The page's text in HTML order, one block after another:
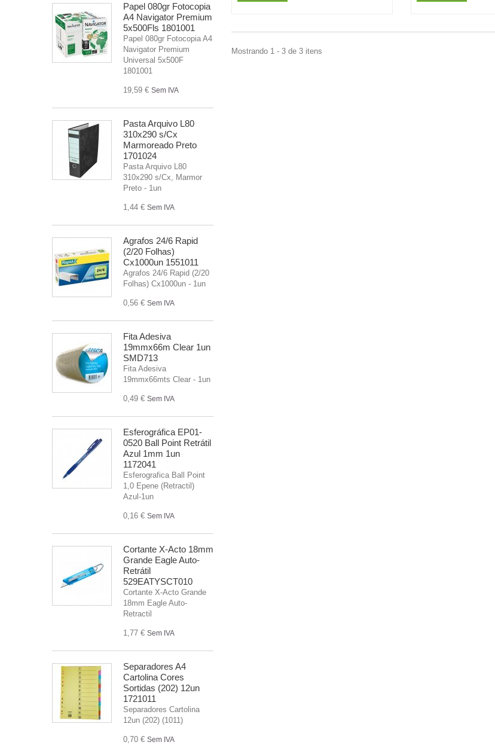
Papel 080gr Fotocopia
A4 Navigator Premium
5x500Fls 1801001
Papel 080gr Fotocopia A4
Navigator Premium
Universal 5x500F
1801001
19,59 € Sem IVA
Pasta Arquivo L80
310x290 s/Cx
Marmoreado Preto
1701024
Pasta Arquivo L80
310x290 s/Cx, Marmor
Preto - 1un
1,44 € Sem IVA
Agrafos 24/6 Rapid
(2/20 Folhas)
Cx1000un 1551011
Agrafos 24/6 Rapid (2/20
Folhas) Cx1000un - 1un
0,56 € Sem IVA
Fita Adesiva
19mmx66m Clear 1un
SMD713
Fita Adesiva
19mmx66mts Clear - 1un
0,49 € Sem IVA
Esferográfica EP01-
0520 Ball Point Retrátil
Azul 1mm 1un
1172041
Esferografica Ball Point
1,0 Epene (Retractil)
Azul-1un
0,16 € Sem IVA
Cortante X-Acto 18mm
Grande Eagle Auto-
Retrátil
529EATYSCT010
Cortante X-Acto Grande
18mm Eagle Auto-
Retractil
1,77 € Sem IVA
Separadores A4
Cartolina Cores
Sortidas (202) 12un
1721011
Separadores Cartolina
12un (202) (1011)
0,70 € Sem IVA
Mostrando 1 - 3 de 3 itens